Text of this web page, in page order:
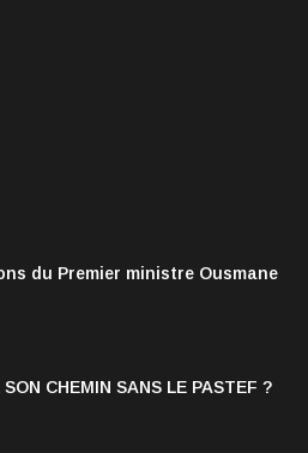
du Premier ministre Ousmane
CHEMIN SANS LE PASTEF ?